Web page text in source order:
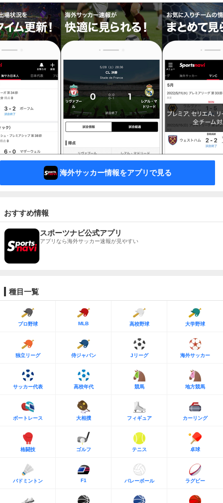
海外サッカー情報をアプリで見る
おすすめ情報
スポーツナビ公式アプリ
アプリなら海外サッカー速報が見やすい
種目一覧
プロ野球 MLB 高校野球 大学野球
独立リーグ 侍ジャパン Jリーグ 海外サッカー
サッカー代表 高校年代 競馬 地方競馬
ボートレース 大相撲 フィギュア カーリング
格闘技 ゴルフ テニス 卓球
バドミントン F1 バレーボール ラグビー